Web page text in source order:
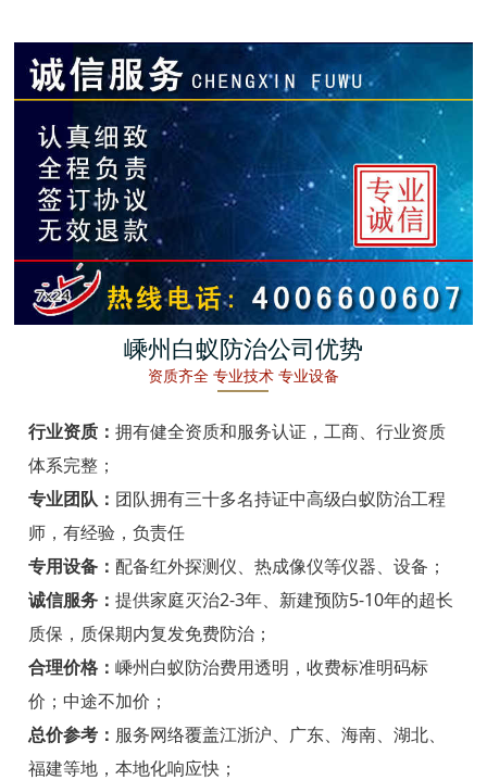
金湖白蚁防治
杭州白蚁防治
建德白蚁防治
桐庐白蚁防治
淳安白蚁防治
宁波白蚁防治
象山白蚁防治
温州白蚁防治
瑞安白蚁防治
乐清白蚁防治
龙港白蚁防治
永嘉白蚁防治
嵊州白蚁防治公司优势
资质齐全 专业技术 专业设备
行业资质： 拥有健全资质和服务认证，工商、行业资质
体系完整；
专业团队： 团队拥有三十多名持证中高级白蚁防治工程
师，有经验，负责任
专用设备： 配备红外探测仪、热成像仪等仪器、设备；
诚信服务： 提供家庭灭治2-3年、新建预防5-10年的超长
质保，质保期内复发免费防治；
合理价格： 嵊州白蚁防治费用透明，收费标准明码标
价；中途不加价；
总价参考： 服务网络覆盖江浙沪、广东、海南、湖北、
福建等地，本地化响应快；